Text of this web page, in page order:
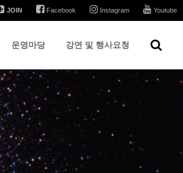
JOIN Facebook Instagram Youtube
운영마당 강연 및 행사요청